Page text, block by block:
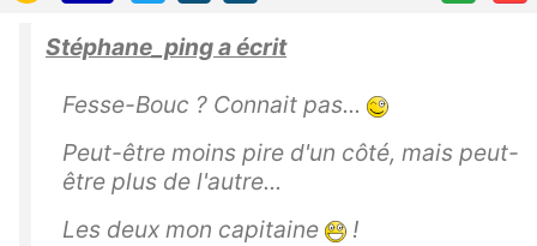
Stéphane_ping a écrit
Fesse-Bouc ? Connait pas...
Peut-être moins pire d'un côté, mais peut-
être plus de l'autre...
Les deux mon capitaine
!